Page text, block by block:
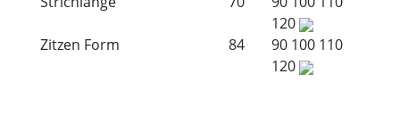
120
Zitzen Form
84 90 100 110
120